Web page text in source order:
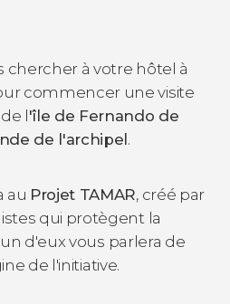
chercher à votre hôtel à
commencer une visite
l'île de Fernando de
de l'archipel.
au Projet TAMAR, créé par
qui protègent la
d'eux vous parlera de
de l'initiative.